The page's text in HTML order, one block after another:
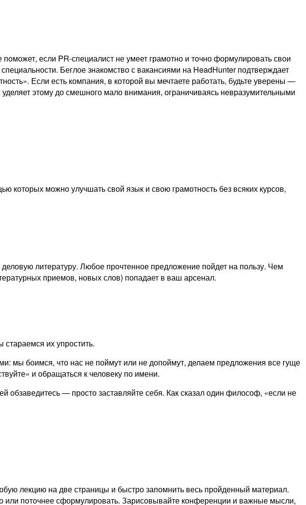
если PR-специалист не умеет грамотно и точно формулировать свои
Беглое знакомство с вакансиями на HeadHunter подтверждает
Если есть компания, в которой вы мечтаете работать, будьте уверены —
этому до смешного мало внимания, ограничиваясь невразумительными
которых можно улучшать свой язык и свою грамотность без всяких курсов,
литературу. Любое прочтенное предложение пойдет на пользу. Чем
приемов, новых слов) попадает в ваш арсенал.
их упростить.
мы боимся, что нас не поймут или не допоймут, делаем предложения все гуще
и обращаться к человеку по имени.
обзаведитесь — просто заставляйте себя. Как сказал один философ, «если не
лекцию на две страницы и быстро запомнить весь пройденный материал.
или поточнее сформулировать. Зарисовывайте конференции и важные мысли,